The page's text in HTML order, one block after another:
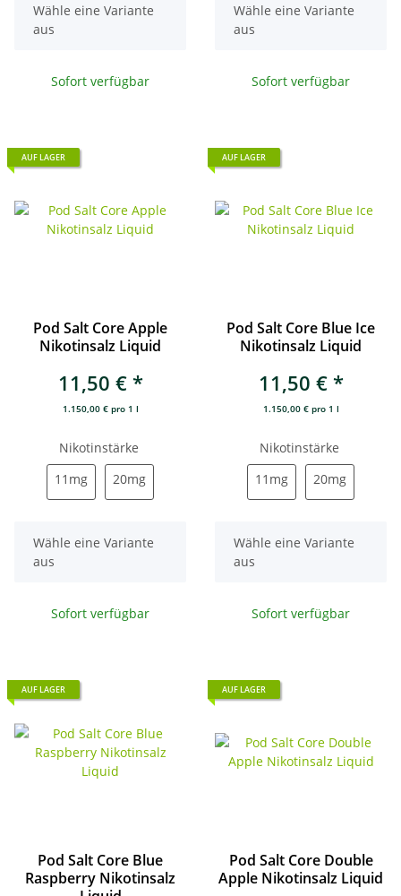
x
Wähle eine Variante
aus
Sofort verfügbar
x
Wähle eine Variante
aus
Sofort verfügbar
AUF LAGER
Pod Salt Core Apple
Nikotinsalz Liquid
11,50 € *
1.150,00 € pro 1 l
Nikotinstärke
11mg11mg20mg20mg
x
Wähle eine Variante
aus
Sofort verfügbar
AUF LAGER
Pod Salt Core Blue Ice
Nikotinsalz Liquid
11,50 € *
1.150,00 € pro 1 l
Nikotinstärke
11mg11mg20mg20mg
x
Wähle eine Variante
aus
Sofort verfügbar
AUF LAGER
Pod Salt Core Blue
Raspberry Nikotinsalz
AUF LAGER
Pod Salt Core Double
Apple Nikotinsalz Liquid